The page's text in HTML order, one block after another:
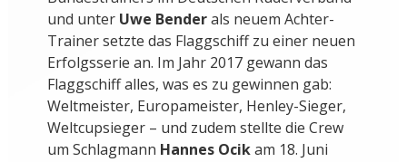
und unter Uwe Benderals neuem Achter-
Trainer setzte das Flaggschiff zu einer neuen
Erfolgsserie an. Im Jahr 2017 gewann das
Flaggschiff alles, was es zu gewinnen gab:
Weltmeister, Europameister, Henley-Sieger,
Weltcupsieger – und zudem stellte die Crew
um Schlagmann Hannes Ocikam 18. Juni